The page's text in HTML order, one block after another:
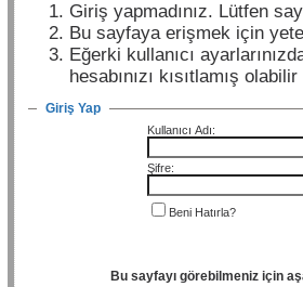
Giriş yapmadınız. Lütfen
Bu sayfaya erişmek için
Eğerki kullanıcı
hesabınızı kısıtlamış
Giriş Yap
Kullanıcı Adı:
Şifre:
Beni Hatırla?
Bu sayfayı görebilmeniz için